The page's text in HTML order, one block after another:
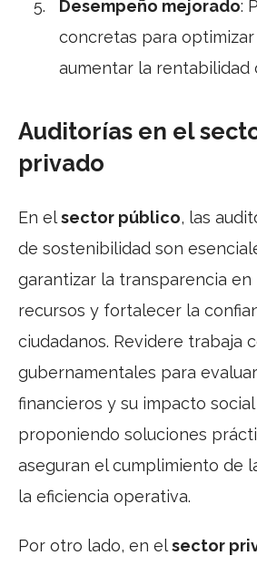
Desempeño mejorado:
concretas para
aumentar la rentabilidad
Auditorías en el
privado
En elsector público, las
de sostenibilidad son
garantizar la transparencia en
recursos y fortalecer la
ciudadanos. Revidere trabaja
gubernamentales para
financieros y su impacto
proponiendo soluciones
aseguran el cumplimiento de
la eficiencia operativa.
Por otro lado, en elsector